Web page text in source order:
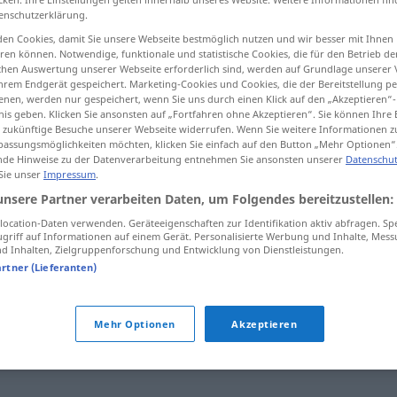
;-en
Meinungsverschiedenheit
Wortwechsel,Wortgefecht ,(heftiger) Streit
Cookies, damit Sie unsere Webseite bestmöglich nutzen und wir besser mit Ihnen
können. Notwendige, funktionale und statistische Cookies, die für den Betrieb
Auswertung unserer Webseite erforderlich sind, werden auf Grundlage unserer
Endgerät gespeichert. Marketing-Cookies und Cookies, die der Bereitstellung
werden nur gespeichert, wenn Sie uns durch einen Klick auf den
geben. Klicken Sie ansonsten auf „Fortfahren ohne Akzeptieren“. Sie können
Besuche unserer Webseite widerrufen. Wenn Sie weitere Informationen
möchten, klicken Sie einfach auf den Button „Mehr
Hinweise zu der Datenverarbeitung entnehmen Sie ansonsten unserer
unser Impressum.
Partner verarbeiten Daten, um Folgendes bereitzustellen:
Daten verwenden. Geräteeigenschaften zur Identifikation aktiv abfragen.
auf Informationen auf einem Gerät. Personalisierte Werbung und Inhalte,
Inhalten, Zielgruppenforschung und Entwicklung von Dienstleistungen.
(Lieferanten)
Mehr Optionen Akzeptieren